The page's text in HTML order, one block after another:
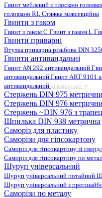
Гвинт меблевий з плоскою
головкою RL Стяжка міжсекційна
Гвинти з гаком
Гвинт з гаком C Гвинт з гаком L
Гвинти приварні
Втулка приварна різьбова DIN
Гвинти антивандальні
Гвинт AN 292 антивандальний
антивандальний Гвинт ART 9101
антивандальний дивитись все
Стержень DIN 975
Стержень DIN 976
Стержень ~DIN 976 з
Шпилька DIN 938 метрична
Саморіз для пластику
Саморізи для гіпсокартону
Саморіз для гіпсокартону зі
Саморіз для гіпсокартону по
Шуруп універсальний
Шуруп універсальний потайний
Шуруп універсальний з
Саморізи по металу